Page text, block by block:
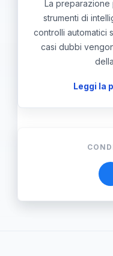
La
strumenti di
controlli automatici
casi dubbi
Leggi la